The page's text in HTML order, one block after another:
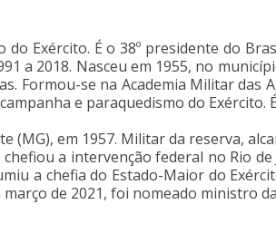
Exército. É o 38º presidente do
a 2018. Nasceu em 1955, no
Formou-se na Academia Militar das
e paraquedismo do Exército.
(MG), em 1957. Militar da reserva,
a intervenção federal no Rio
a chefia do Estado-Maior do
de 2021, foi nomeado ministro